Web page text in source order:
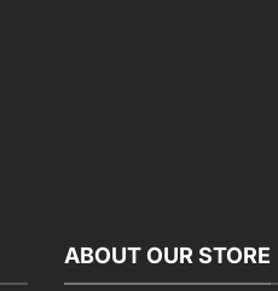
ABOUT OUR STORE